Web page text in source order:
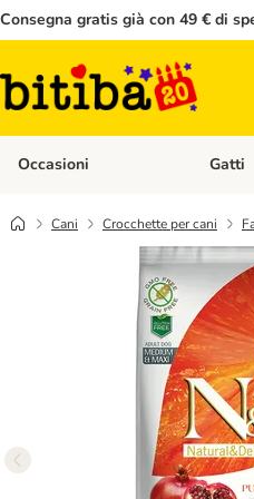
Consegna gratis già con 49 € di
Occasioni Apri
Gatti
Cani Crocchette per cani